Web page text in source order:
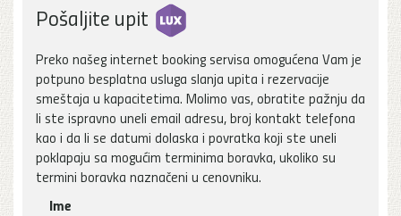
Pošaljite upit
Preko našeg internet booking servisa omogućena Vam je
potpuno besplatna usluga slanja upita i rezervacije
smeštaja u kapacitetima. Molimo vas, obratite pažnju da
li ste ispravno uneli email adresu, broj kontakt telefona
kao i da li se datumi dolaska i povratka koji ste uneli
poklapaju sa mogućim terminima boravka, ukoliko su
termini boravka naznačeni u cenovniku.
Ime